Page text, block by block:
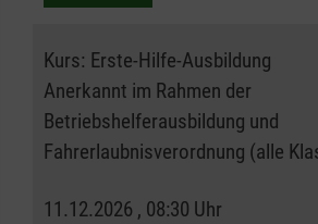
Kurs: Erste-Hilfe-Ausbildung
Anerkannt im Rahmen der
Betriebshelferausbildung und
Fahrerlaubnisverordnung (alle
11.12.2026 , 08:30 Uhr